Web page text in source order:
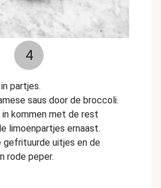
4
partjes.
saus door de broccoli.
kommen met de rest
limoenpartjes ernaast.
gefrituurde uitjes en de
rode peper.